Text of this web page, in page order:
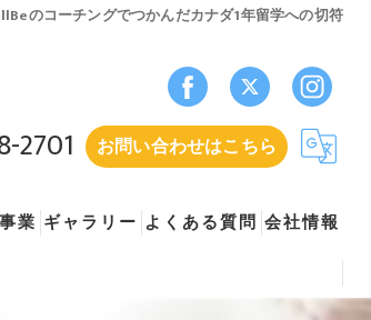
のコーチングでつかんだカナダ1年留学への切符
2701 お問い合わせはこちら
ュニアプログラム）
業
生仲介・生活支援業
ギャラリー よくある質問 会社情報
自習塾ウィルビー